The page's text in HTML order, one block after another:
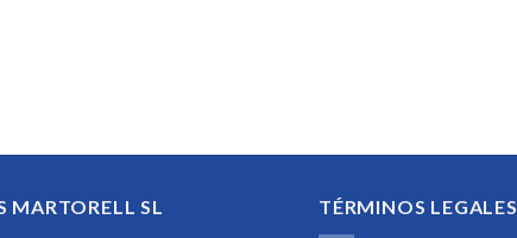
MARTORELL SL TÉRMINOS LEGALES